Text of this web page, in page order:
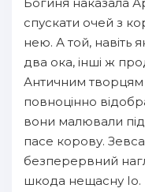
Богиня наказала
спускати очей з
нею. А той, навіть
два ока, інші ж
Античним творцям
повноцінно
вони малювали
пасе корову.
безперервний
шкода нещасну Іо.